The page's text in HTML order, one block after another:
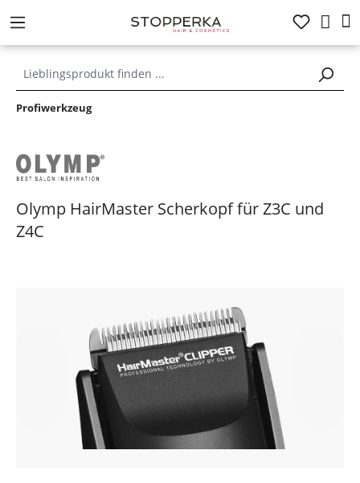
springen
Profiwerkzeug
Olymp HairMaster Scherkopf für Z3C und
Z4C